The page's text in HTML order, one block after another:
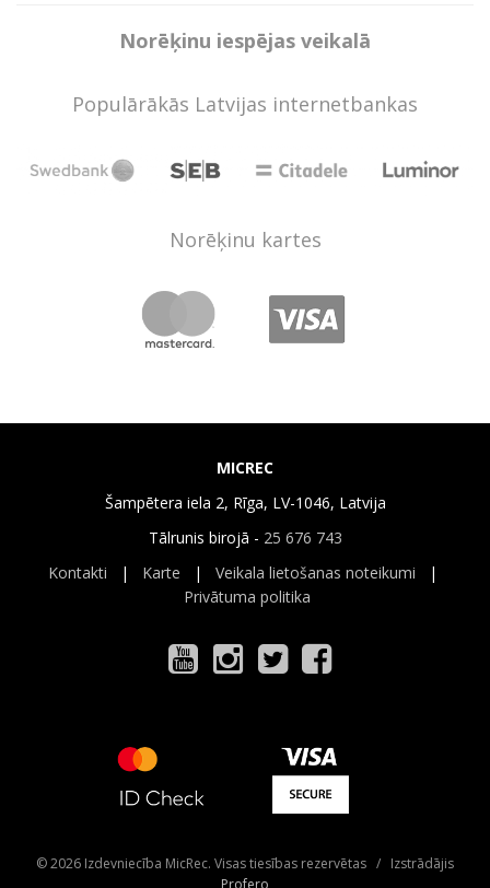
Norēķinu iespējas veikalā
Populārākās Latvijas internetbankas
Norēķinu kartes
MICREC
Šampētera iela 2, Rīga, LV-1046, Latvija
Tālrunis birojā - 25 676 743
Kontakti | Karte | Veikala lietošanas noteikumi |
Privātuma politika
© 2026 Izdevniecība MicRec. Visas tiesības rezervētas / Izstrādājis
Profero